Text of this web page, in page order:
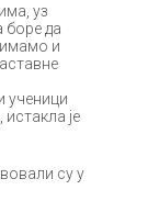
уз
боре да
имамо и
ученици
је
су у